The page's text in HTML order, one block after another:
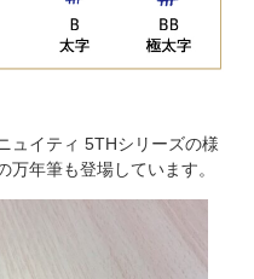
ュイティ 5THシリーズの様
万年筆も登場しています。